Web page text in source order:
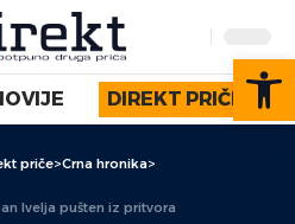
DIREKT PRIČE
priče>Crna hronika>
Ivelja pušten iz pritvora